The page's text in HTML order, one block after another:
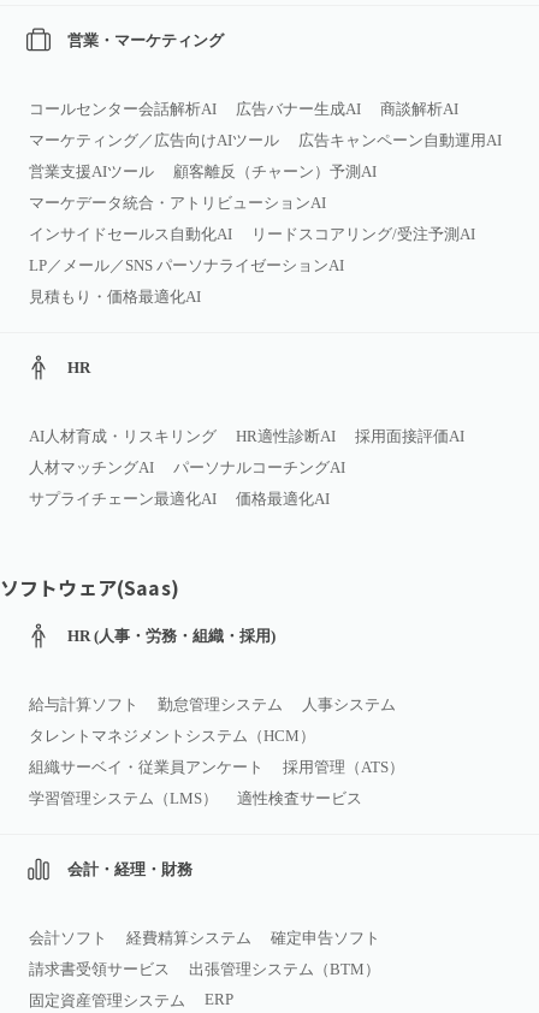
営業・マーケティング
コールセンター会話解析AI 広告バナー生成AI
商談解析AI
マーケティング／広告向けAIツール
広告キャンペーン自動運用AI
営業支援AIツール
顧客離反（チャーン）予測AI
マーケデータ統合・アトリビューションAI
インサイドセールス自動化AI
リードスコアリング/受注予測AI
LP／メール／SNS パーソナライゼーションAI
見積もり・価格最適化AI
HR
AI人材育成・リスキリング HR適性診断AI
採用面接評価AI
人材マッチングAI
パーソナルコーチングAI
サプライチェーン最適化AI
価格最適化AI
ソフトウェア(Saas)
HR (人事・労務・組織・採用)
給与計算ソフト 勤怠管理システム
人事システム
タレントマネジメントシステム（HCM）
組織サーベイ・従業員アンケート
採用管理（ATS）
学習管理システム（LMS）
適性検査サービス
会計・経理・財務
会計ソフト 経費精算システム
確定申告ソフト
請求書受領サービス
出張管理システム（BTM）
固定資産管理システム
ERP